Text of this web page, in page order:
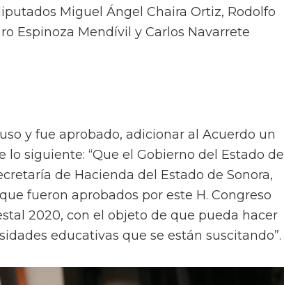
Miguel Ángel Chaira Ortiz, Rodolfo
Espinoza Mendívil y Carlos Navarrete
y fue aprobado, adicionar al Acuerdo un
siguiente: “Que el Gobierno del Estado de
de Hacienda del Estado de Sonora,
fueron aprobados por este H. Congreso
2020, con el objeto de que pueda hacer
educativas que se están suscitando”.